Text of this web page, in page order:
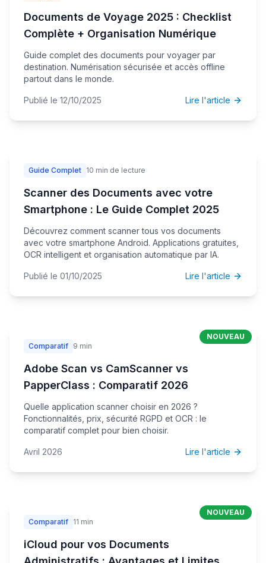
Documents de Voyage 2025 : Checklist
Complète + Organisation Numérique
Guide complet des documents pour voyager par
destination. Numérisation sécurisée et accès offline
partout dans le monde.
Publié le 12/10/2025 Lire l'article
Guide Complet 10 min de lecture
Scanner des Documents avec votre
Smartphone : Le Guide Complet 2025
Découvrez comment scanner tous vos documents
avec votre smartphone Android. Applications gratuites,
OCR intelligent et organisation automatique par IA.
Publié le 01/10/2025 Lire l'article
NOUVEAU
Comparatif 9 min
Adobe Scan vs CamScanner vs
PapperClass : Comparatif 2026
Quelle application scanner choisir en 2026 ?
Fonctionnalités, prix, sécurité RGPD et OCR : le
comparatif complet pour bien choisir.
Avril 2026 Lire l'article
NOUVEAU
Comparatif 11 min
iCloud pour vos Documents